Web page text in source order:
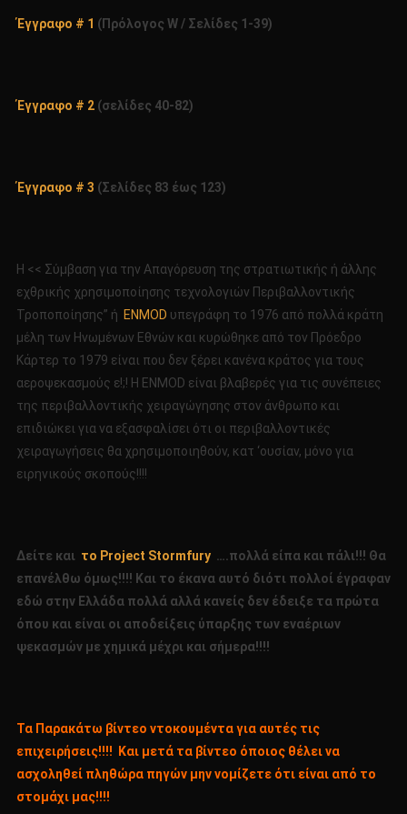
Έγγραφο # 1 (Πρόλογος W / Σελίδες 1-39)
Έγγραφο # 2(σελίδες 40-82)
Έγγραφο # 3 (Σελίδες 83 έως 123)
Η << Σύμβαση για την Απαγόρευση της στρατιωτικής ή άλλης
εχθρικής χρησιμοποίησης τεχνολογιών Περιβαλλοντικής
Τροποποίησης” ή ENMOD υπεγράφη το 1976 από πολλά κράτη
μέλη των Ηνωμένων Εθνών και κυρώθηκε από τον Πρόεδρο
Κάρτερ το 1979 είναι που δεν ξέρει κανένα κράτος για τους
αεροψεκασμούς ε!;! Η ENMOD είναι βλαβερές για τις συνέπειες
της περιβαλλοντικής χειραγώγησης στον άνθρωπο και
επιδιώκει για να εξασφαλίσει ότι οι περιβαλλοντικές
χειραγωγήσεις θα χρησιμοποιηθούν, κατ ‘ουσίαν, μόνο για
ειρηνικούς σκοπούς!!!!
Δείτε και το Project Stormfury….πολλά είπα και πάλι!!! Θα
επανέλθω όμως!!!! Και το έκανα αυτό διότι πολλοί έγραφαν
εδώ στην Ελλάδα πολλά αλλά κανείς δεν έδειξε τα πρώτα
όπου και είναι οι αποδείξεις ύπαρξης των εναέριων
ψεκασμών με χημικά μέχρι και σήμερα!!!!
Τα Παρακάτω βίντεο ντοκουμέντα για αυτές τις
επιχειρήσεις!!!! Και μετά τα βίντεο όποιος θέλει να
ασχοληθεί πληθώρα πηγών μην νομίζετε ότι είναι από το
στομάχι μας!!!!